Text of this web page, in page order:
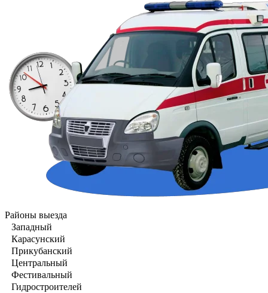
Районы выезда
Западный
Карасунский
Прикубанский
Центральный
Фестивальный
Гидростроителей